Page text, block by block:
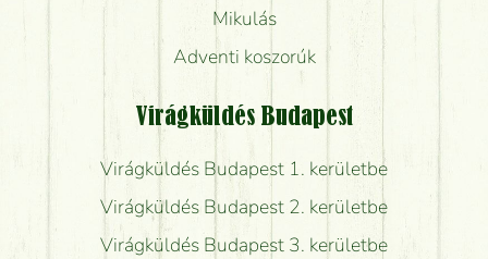
Mikulás
Adventi koszorúk
Virágküldés Budapest
Virágküldés Budapest 1. kerületbe
Virágküldés Budapest 2. kerületbe
Virágküldés Budapest 3. kerületbe